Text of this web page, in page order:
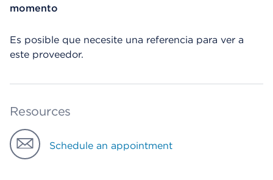
momento
Es posible que necesite una referencia para ver a
este proveedor.
Resources
Schedule an appointment